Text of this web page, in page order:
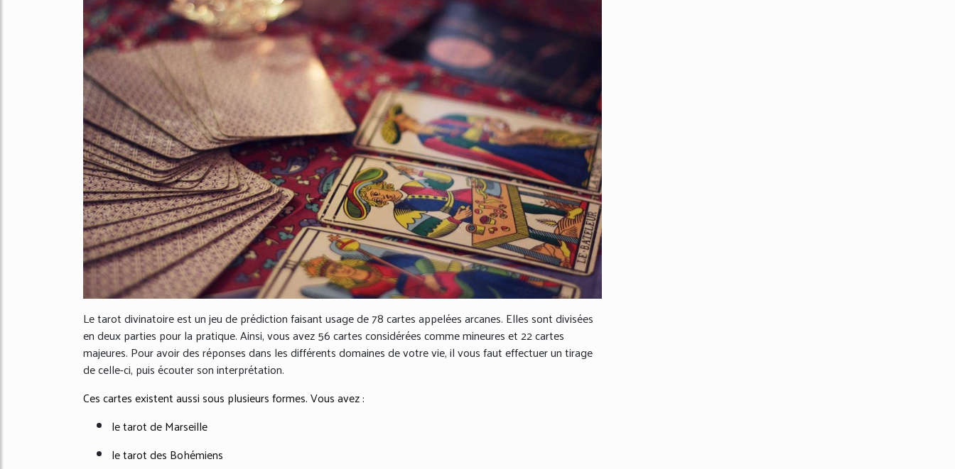
Le tarot divinatoire est un jeu de prédiction faisant usage de 78 cartes appelées arcanes. Elles sont divisées
en deux parties pour la pratique. Ainsi, vous avez 56 cartes considérées comme mineures et 22 cartes
majeures. Pour avoir des réponses dans les différents domaines de votre vie, il vous faut effectuer un tirage
de celle-ci, puis écouter son interprétation.
Ces cartes existent aussi sous plusieurs formes. Vous avez :
le tarot de Marseille
le tarot des Bohémiens